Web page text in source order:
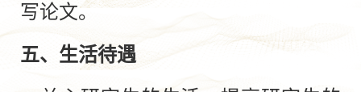
写论文。
五、生活待遇